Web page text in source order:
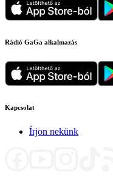
Rádió GaGa alkalmazás
Kapcsolat
Írjon nekünk